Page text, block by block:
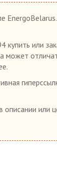
или
может
или